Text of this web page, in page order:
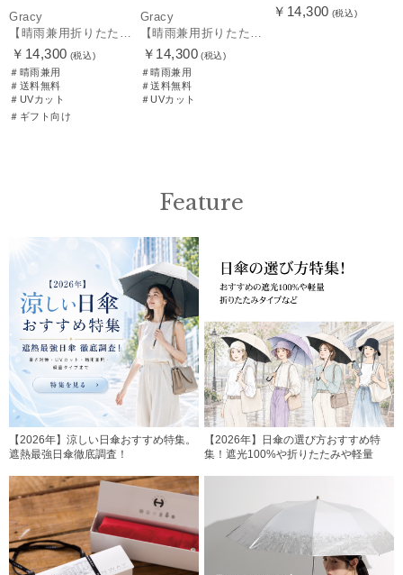
Gracy
￥14,300 (税込)
＃晴雨兼用
＃送料無料
＃UVカット
＃ギフト向け
Gracy
￥14,300 (税込)
＃晴雨兼用
＃送料無料
＃UVカット
￥14,300 (税込)
Feature
【2026年】涼しい日傘おすすめ特集。
遮熱最強日傘徹底調査！
【2026年】日傘の選び方おすすめ特
集！遮光100%や折りたたみや軽量